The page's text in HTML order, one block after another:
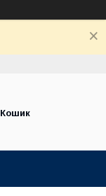
Кошик